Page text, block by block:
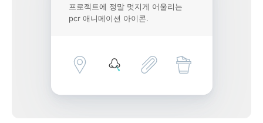
프로젝트에 정말 멋지게 어울리는
pcr 애니메이션 아이콘.